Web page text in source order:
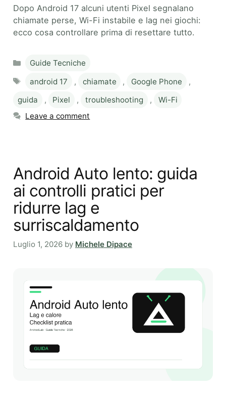
Dopo Android 17 alcuni utenti Pixel segnalano
chiamate perse, Wi-Fi instabile e lag nei giochi:
ecco cosa controllare prima di resettare tutto.
Categories
Guide Tecniche
Tags
android 17 , chiamate , Google Phone
,
guida
, Pixel , troubleshooting ,
Wi-Fi
Leave a comment
Android Auto lento: guida
ai controlli pratici per
ridurre lag e
surriscaldamento
Luglio 1, 2026 by Michele Dipace